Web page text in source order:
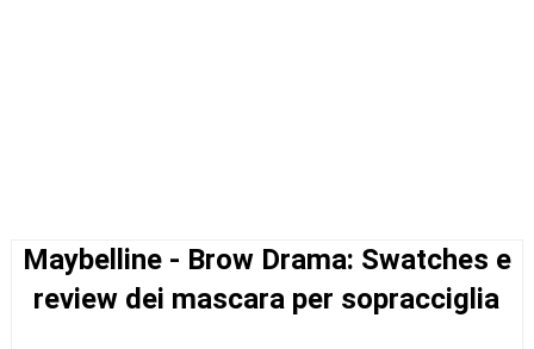
Maybelline - Brow Drama: Swatches e
review dei mascara per sopracciglia